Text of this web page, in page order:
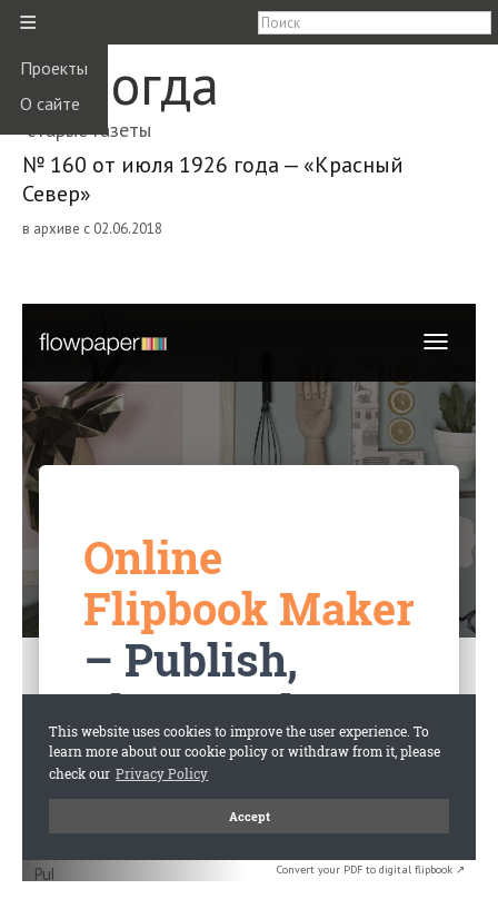
≡
Проекты
О сайте
Вологда
старые газеты
№ 160 от июля 1926 года — «Красный
Север»
в архиве с 02.06.2018
Convert your PDF to digital flipbook ↗